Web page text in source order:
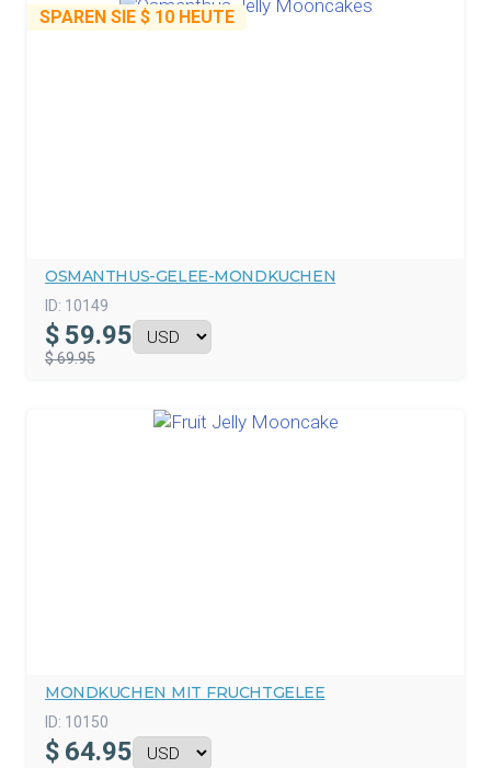
SPAREN SIE $ 10 HEUTE
OSMANTHUS-GELEE-MONDKUCHEN
ID: 10149
$ 59.95
$ 69.95
MONDKUCHEN MIT FRUCHTGELEE
ID: 10150
$ 64.95